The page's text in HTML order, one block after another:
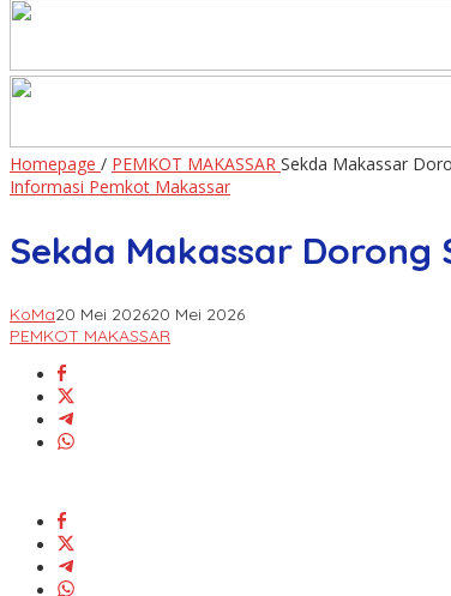
Homepage / PEMKOT MAKASSAR Sekda Makassar
Informasi Pemkot Makassar
Sekda Makassar Dorong
KoMa20 Mei 202620 Mei 2026
PEMKOT MAKASSAR